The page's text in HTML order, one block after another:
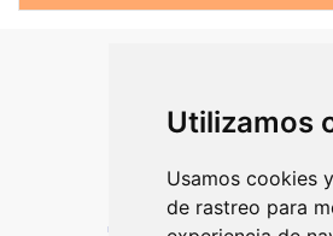
Utilizamos
Usamos cookies
de rastreo para
Más de 25 años de experiencia en el sector